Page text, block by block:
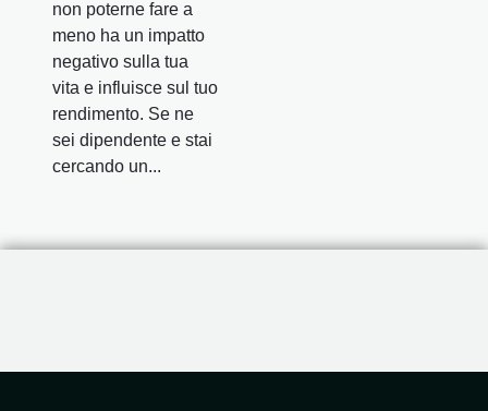
non poterne fare a
meno ha un impatto
negativo sulla tua
vita e influisce sul tuo
rendimento. Se ne
sei dipendente e stai
cercando un...